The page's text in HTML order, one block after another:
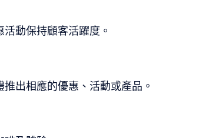
動保持顧客活躍度。
出相應的優惠、活動或產品。